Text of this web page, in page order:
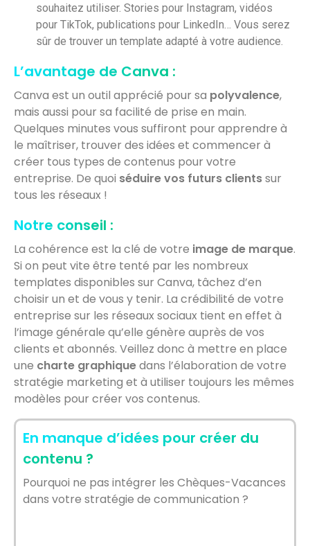
souhaitez utiliser. Stories pour Instagram, vidéos
pour TikTok, publications pour LinkedIn… Vous serez
sûr de trouver un template adapté à votre audience.
L’avantage de Canva :
Canva est un outil apprécié pour sa polyvalence,
mais aussi pour sa facilité de prise en main.
Quelques minutes vous suffiront pour apprendre à
le maîtriser, trouver des idées et commencer à
créer tous types de contenus pour votre
entreprise. De quoi séduire vos futurs clientssur
tous les réseaux !
Notre conseil :
La cohérence est la clé de votre image de marque.
Si on peut vite être tenté par les nombreux
templates disponibles sur Canva, tâchez d’en
choisir un et de vous y tenir. La crédibilité de votre
entreprise sur les réseaux sociaux tient en effet à
l’image générale qu’elle génère auprès de vos
clients et abonnés. Veillez donc à mettre en place
une charte graphiquedans l’élaboration de votre
stratégie marketing et à utiliser toujours les mêmes
modèles pour créer vos contenus.
En manque d’idées pour créer du
contenu ?
Pourquoi ne pas intégrer les Chèques-Vacances
dans votre stratégie de communication ?